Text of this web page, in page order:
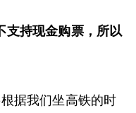
支持现金购票，所以
据我们坐高铁的时